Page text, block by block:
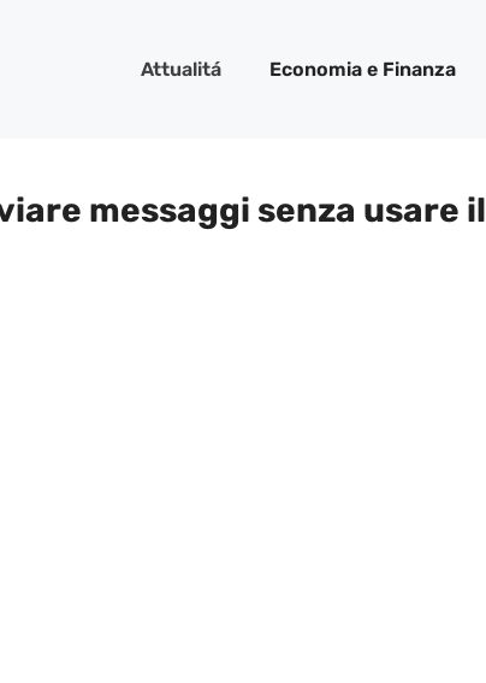
Attualitá Economia e Finanza
messaggi senza usare il